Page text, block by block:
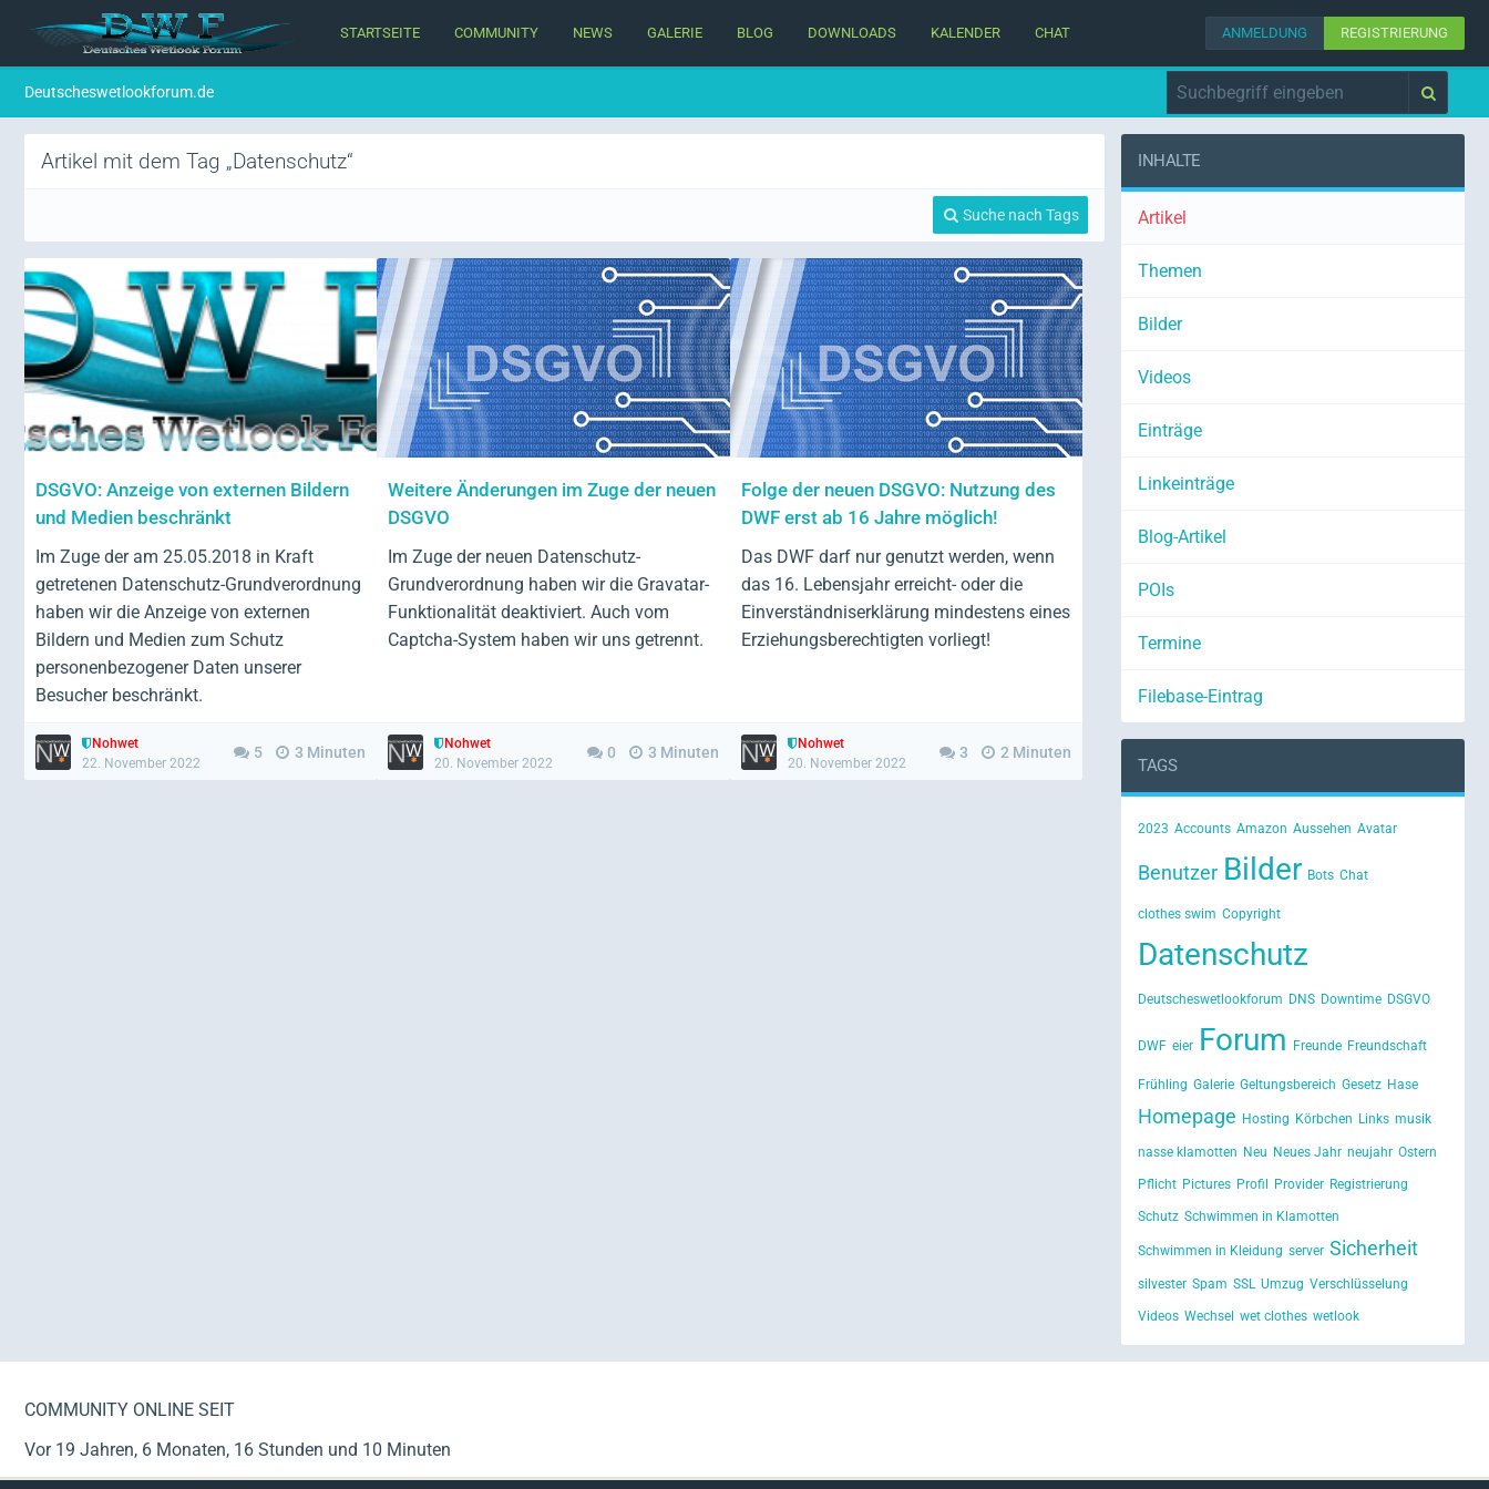
STARTSEITE COMMUNITY NEWS GALERIE BLOG DOWNLOADS KALENDER CHAT ANMELDUNG REGISTRIERUNG
Deutscheswetlookforum.de
Artikel mit dem Tag „Datenschutz“
Suche nach Tags
DSGVO: Anzeige von externen Bildern
und Medien beschränkt
Im Zuge der am 25.05.2018 in Kraft
getretenen Datenschutz-Grundverordnung
haben wir die Anzeige von externen
Bildern und Medien zum Schutz
personenbezogener Daten unserer
Besucher beschränkt.
Nohwet
22. November 2022
5 3 Minuten
Weitere Änderungen im Zuge der neuen
DSGVO
Im Zuge der neuen Datenschutz-
Grundverordnung haben wir die Gravatar-
Funktionalität deaktiviert. Auch vom
Captcha-System haben wir uns getrennt.
Nohwet
20. November 2022
0 3 Minuten
Folge der neuen DSGVO: Nutzung des
DWF erst ab 16 Jahre möglich!
Das DWF darf nur genutzt werden, wenn
das 16. Lebensjahr erreicht- oder die
Einverständniserklärung mindestens eines
Erziehungsberechtigten vorliegt!
Nohwet
20. November 2022
3 2 Minuten
INHALTE
Artikel
Themen
Bilder
Videos
Einträge
Linkeinträge
Blog-Artikel
POIs
Termine
Filebase-Eintrag
TAGS
2023 Accounts Amazon Aussehen Avatar
Benutzer Bilder Bots Chat
clothes swim Copyright
Datenschutz
Deutscheswetlookforum DNS Downtime DSGVO
DWF eier Forum Freunde Freundschaft
Frühling Galerie Geltungsbereich Gesetz Hase
Homepage Hosting Körbchen Links musik
nasse klamotten Neu Neues Jahr neujahr Ostern
Pflicht Pictures Profil Provider Registrierung
Schutz Schwimmen in Klamotten
Schwimmen in Kleidung server Sicherheit
silvester Spam SSL Umzug Verschlüsselung
Videos Wechsel wet clothes wetlook
COMMUNITY ONLINE SEIT
Vor 19 Jahren, 6 Monaten, 16 Stunden und 10 Minuten